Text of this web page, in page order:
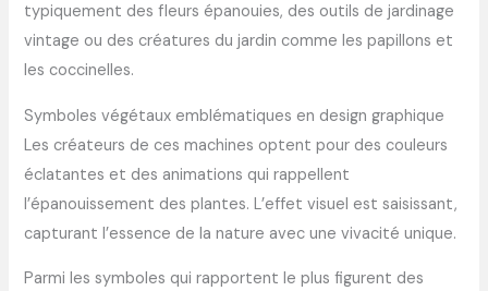
typiquement des fleurs épanouies, des outils de jardinage
vintage ou des créatures du jardin comme les papillons et
les coccinelles.
Symboles végétaux emblématiques en design graphique
Les créateurs de ces machines optent pour des couleurs
éclatantes et des animations qui rappellent
l’épanouissement des plantes. L’effet visuel est saisissant,
capturant l’essence de la nature avec une vivacité unique.
Parmi les symboles qui rapportent le plus figurent des